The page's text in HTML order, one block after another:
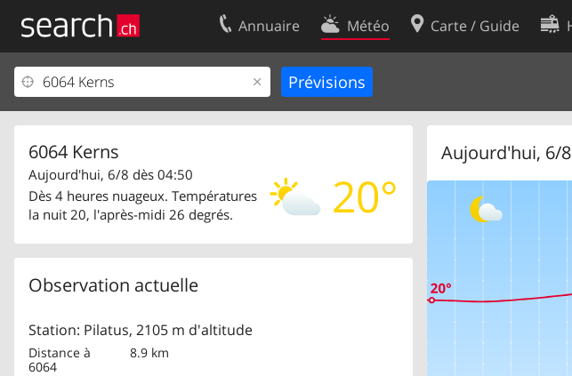
Annuaire Météo Carte / Guide
6064 Kerns
20°
Aujourd'hui, 6/8 dès 04:50
Dès 4 heures nuageux. Températures
la nuit 20, l'après-midi 26 degrés.
Observation actuelle
Station: Pilatus, 2105 m d'altitude
Distance à
6064
8.9 km
Aujourd'hui, 6/
Votre inscription
Centre clients
Contact
Conditions d’utilisation